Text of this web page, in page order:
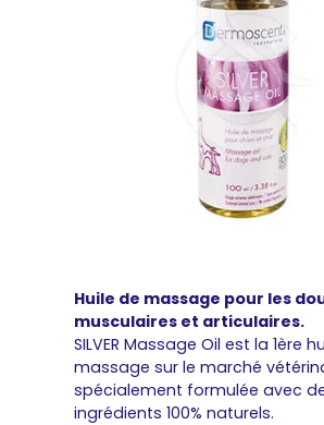
Huile de massage pour les
musculaires et articulaires.
SILVER Massage Oil est la 1ère
massage sur le marché
spécialement formulée avec
ingrédients 100% naturels.